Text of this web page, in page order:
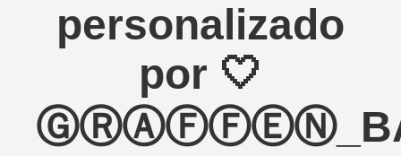
personalizado
por 🤍